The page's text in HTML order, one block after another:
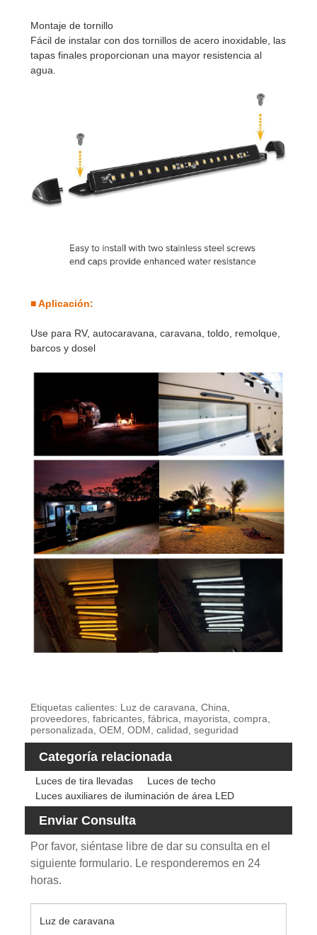
Montaje de tornillo
Fácil de instalar con dos tornillos de acero inoxidable, las
tapas finales proporcionan una mayor resistencia al
agua.
■ Aplicación:
Use para RV, autocaravana, caravana, toldo, remolque,
barcos y dosel
Etiquetas calientes: Luz de caravana, China,
proveedores, fabricantes, fábrica, mayorista, compra,
personalizada, OEM, ODM, calidad, seguridad
Categoría relacionada
Luces de tira llevadas
Luces de techo
Luces auxiliares de iluminación de área LED
Enviar Consulta
Por favor, siéntase libre de dar su consulta en el
siguiente formulario. Le responderemos en 24
horas.